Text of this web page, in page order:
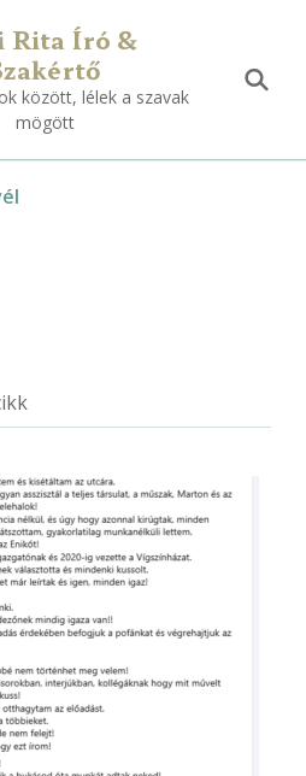
Rita Író &
között, lélek a szavak
mögött